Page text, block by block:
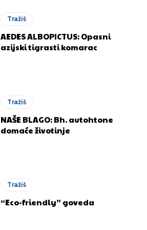
Tražiš
AEDES ALBOPICTUS: Opasni
azijski tigrasti komarac
Tražiš
NAŠE BLAGO: Bh. autohtone
domaće životinje
Tražiš
“Eco-friendly” goveda